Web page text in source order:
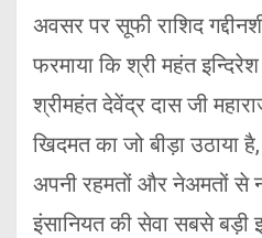
अवसर पर सूफी राशिद
फरमाया कि श्री महंत
श्रीमहंत देवेंद्र दास जी
खिदमत का जो बीड़ा उठाया
अपनी रहमतों और नेअमतों से
इंसानियत की सेवा सबसे बड़ी